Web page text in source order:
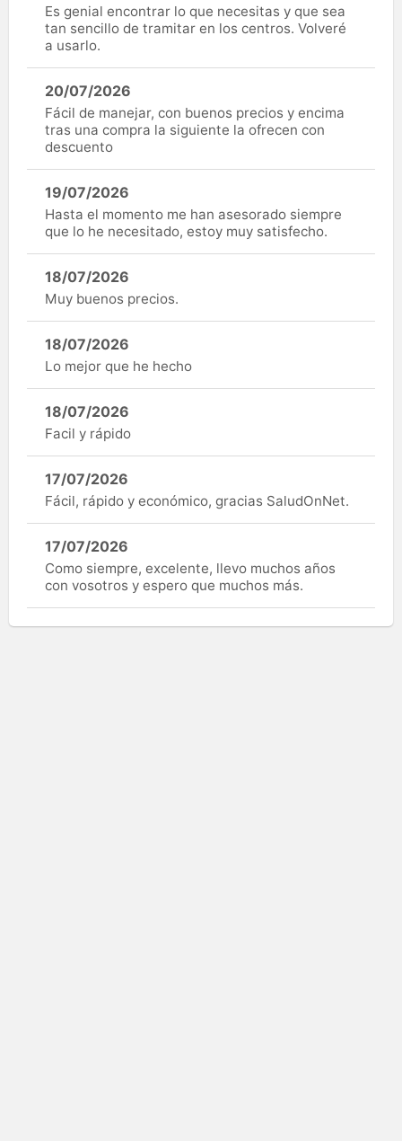
Es genial encontrar lo que necesitas y que sea
tan sencillo de tramitar en los centros. Volveré
a usarlo.
20/07/2026
Fácil de manejar, con buenos precios y encima
tras una compra la siguiente la ofrecen con
descuento
19/07/2026
Hasta el momento me han asesorado siempre
que lo he necesitado, estoy muy satisfecho.
18/07/2026
Muy buenos precios.
18/07/2026
Lo mejor que he hecho
18/07/2026
Facil y rápido
17/07/2026
Fácil, rápido y económico, gracias SaludOnNet.
17/07/2026
Como siempre, excelente, llevo muchos años
con vosotros y espero que muchos más.